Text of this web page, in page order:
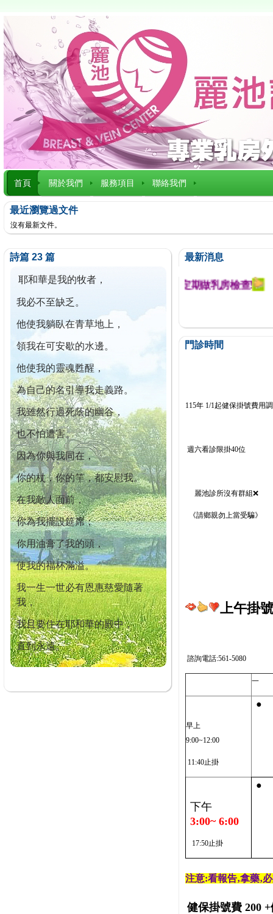
首頁 關於我們 服務項目 聯絡我們
最近瀏覽過文件
沒有最新文件。
詩篇 23 篇
耶和華是我的牧者，
我必不至缺乏。
他使我躺臥在青草地上，
領我在可安歇的水邊。
他使我的靈魂甦醒，
為自己的名引導我走義路。
我雖然行過死蔭的幽谷，
也不怕遭害。
因為你與我同在，
你的杖，你的竿，都安慰我。
在我敵人面前，
你為我擺設筵席；
你用油膏了我的頭，
使我的福杯滿溢。
我一生一世必有恩惠慈愛隨著
我，
我且要住在耶和華的殿中，
直到永遠。
最新消息
迄今已篩檢出1700位乳癌患者,提醒您定期做乳房檢查!
門診時間
115年 1/1起健保掛號費用
週六看診限掛40位
麗池診所沒有群組❌
《請鄉親勿上當受騙》
上午掛
諮詢電話:561-5080
一
早上
9:00~12:00
11:40止掛
●
下午
3:00~ 6:00
17:50止掛
●
注意:看報告‚拿藥‚
健保掛號費 200 +